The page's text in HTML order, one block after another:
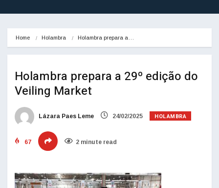
Home Holambra Holambra prepara a…
Holambra prepara a 29º edição do
Veiling Market
Lázara Paes Leme 24/02/2025 HOLAMBRA
67 2 minute read